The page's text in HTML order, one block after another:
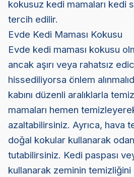
kokusuz kedi mamaları kedi
tercih edilir.
Evde Kedi Maması Kokusu
Evde kedi maması kokusu
ancak aşırı veya rahatsız
hissediliyorsa önlem
kabını düzenli aralıklarla
mamaları hemen
azaltabilirsiniz. Ayrıca, hava
doğal kokular kullanarak
tutabilirsiniz. Kedi paspası
kullanarak zeminin temizliğini